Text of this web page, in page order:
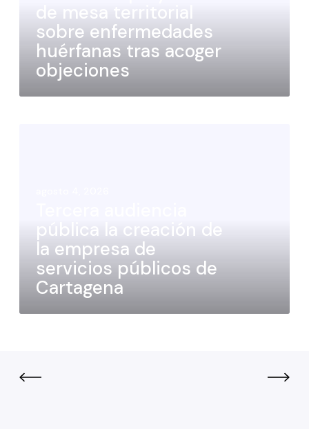
de mesa territorial
sobre enfermedades
huérfanas tras acoger
objeciones
pública la creación de
la empresa de
servicios públicos de
Cartagena